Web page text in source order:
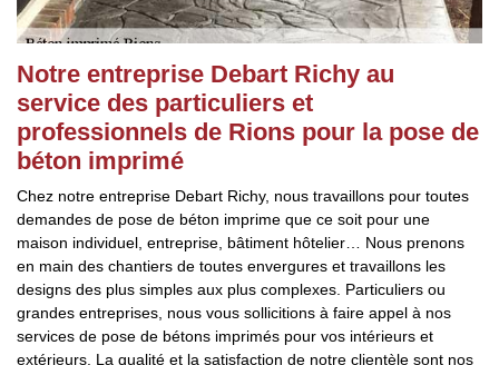
Notre entreprise Debart Richy au
service des particuliers et
professionnels de Rions pour la pose de
béton imprimé
Chez notre entreprise Debart Richy, nous travaillons pour toutes
demandes de pose de béton imprime que ce soit pour une
maison individuel, entreprise, bâtiment hôtelier… Nous prenons
en main des chantiers de toutes envergures et travaillons les
designs des plus simples aux plus complexes. Particuliers ou
grandes entreprises, nous vous sollicitions à faire appel à nos
services de pose de bétons imprimés pour vos intérieurs et
extérieurs. La qualité et la satisfaction de notre clientèle sont nos